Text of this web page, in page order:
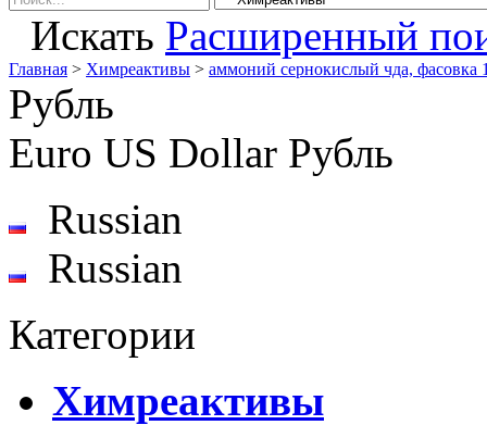
Искать Расширенный
Главная > Химреактивы > аммоний сернокислый чда, фасовка
Рубль
Euro US Dollar Рубль
Russian
Russian
Категории
Химреактивы